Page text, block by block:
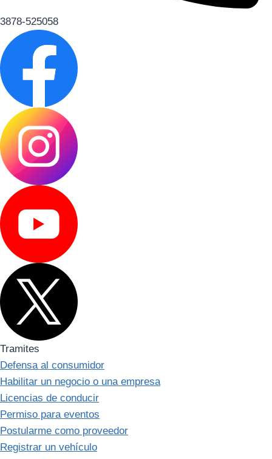
3878-525058
Tramites
Defensa al consumidor
Habilitar un negocio o una empresa
Licencias de conducir
Permiso para eventos
Postularme como proveedor
Registrar un vehículo